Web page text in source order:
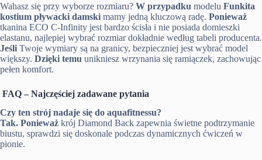
Wahasz się przy wyborze rozmiaru? W przypadku modelu Funkita
kostium pływacki damski mamy jedną kluczową radę. Ponieważ
tkanina ECO C-Infinity jest bardzo ścisła i nie posiada domieszki
elastanu, najlepiej wybrać rozmiar dokładnie według tabeli producenta.
Jeśli Twoje wymiary są na granicy, bezpieczniej jest wybrać model
większy. Dzięki temu unikniesz wrzynania się ramiączek, zachowując
pełen komfort.
FAQ – Najczęściej zadawane pytania
Czy ten strój nadaje się do aquafitnessu?
Tak. Ponieważ krój Diamond Back zapewnia świetne podtrzymanie
biustu, sprawdzi się doskonale podczas dynamicznych ćwiczeń w
pionie.